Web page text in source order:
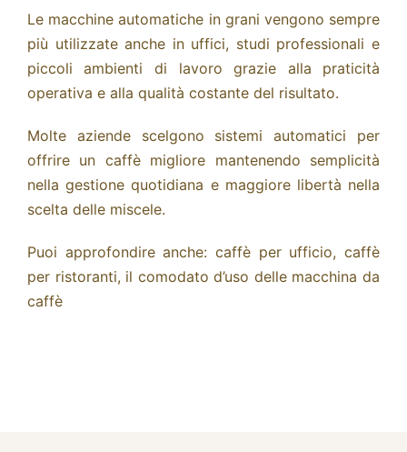
Le macchine automatiche in grani vengono sempre
più utilizzate anche in uffici, studi professionali e
piccoli ambienti di lavoro grazie alla praticità
operativa e alla qualità costante del risultato.
Molte aziende scelgono sistemi automatici per
offrire un caffè migliore mantenendo semplicità
nella gestione quotidiana e maggiore libertà nella
scelta delle miscele.
Puoi approfondire anche: caffè per ufficio,caffè
per ristoranti, il comodato d’uso delle macchina da
caffè